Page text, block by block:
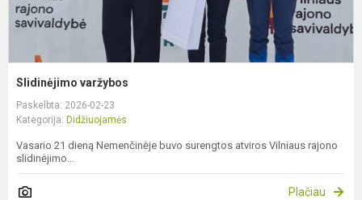
Slidinėjimo varžybos
Paskelbta: 2026-02-23
Kategorija: Didžiuojamės
Vasario 21 dieną Nemenčinėje buvo surengtos atviros Vilniaus rajono
slidinėjimo...
Plačiau